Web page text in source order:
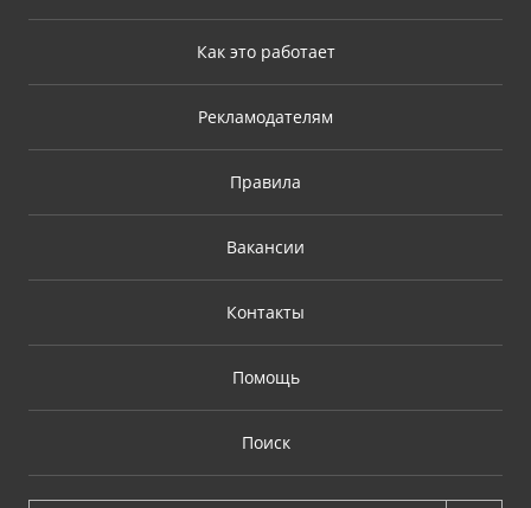
Как это работает
Рекламодателям
Правила
Вакансии
Контакты
Помощь
Поиск